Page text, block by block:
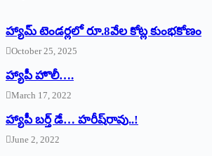
హ్యామ్‌ ‌టెండర్లలో రూ.8వేల కోట్ల కుంభకోణం
October 25, 2025
హ్యాపీ హొలీ….
March 17, 2022
హ్యాపీ బర్త్ ‌డే… హరీష్‌రావు..!
June 2, 2022